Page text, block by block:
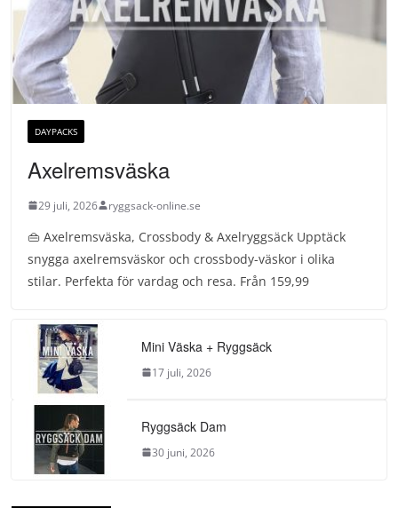
DAYPACKS
Axelremsväska
29 juli, 2026 ryggsack-online.se
👜 Axelremsväska, Crossbody & Axelryggsäck Upptäck
snygga axelremsväskor och crossbody-väskor i olika
stilar. Perfekta för vardag och resa. Från 159,99
Mini Väska + Ryggsäck
17 juli, 2026
Ryggsäck Dam
30 juni, 2026